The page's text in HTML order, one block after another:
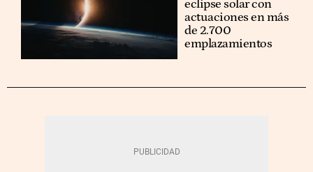
eclipse solar con
actuaciones en más
de 2.700
emplazamientos